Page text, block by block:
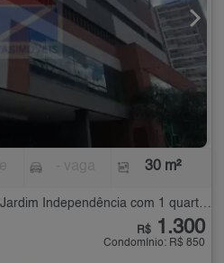
30 m²
Kitnet / Loft para Alugar no Jardim Independência com 1 quarto - 30 m²
R$ 1.300
Condomínio: R$ 850